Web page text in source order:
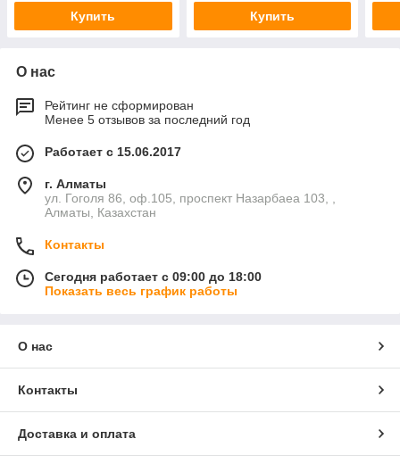
Купить Купить
О нас
Рейтинг не сформирован
Менее 5 отзывов за последний год
Работает с 15.06.2017
г. Алматы
ул. Гоголя 86, оф.105, проспект Назарбаеа 103, ,
Алматы, Казахстан
Контакты
Сегодня работает с 09:00 до 18:00
Показать весь график работы
О нас
Контакты
Доставка и оплата